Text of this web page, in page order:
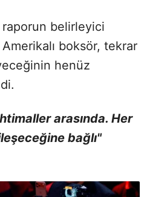
belirleyici
boksör, tekrar
henüz
arasında. Her
bağlı"